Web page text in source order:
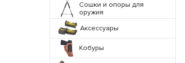
Сошки и опоры для
оружия
Аксессуары
Кобуры